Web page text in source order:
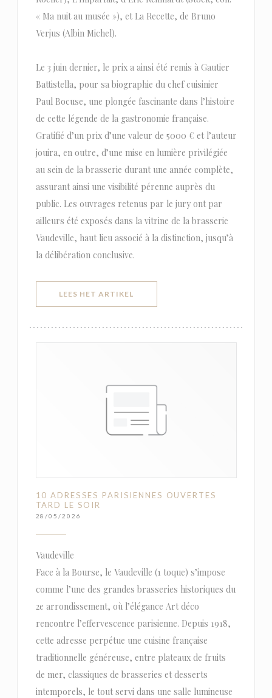
« Ma nuit au musée »), et La Recette, de Bruno
Verjus (Albin Michel).
Le 3 juin dernier, le prix a ainsi été remis à Gautier
Battistella, pour sa biographie du chef cuisinier
Paul Bocuse, une plongée fascinante dans l’histoire
de cette légende de la gastronomie française.
Gratifié d’un prix d’une valeur de 5000 € et l’auteur
jouira, en outre, d’une mise en lumière privilégiée
au sein de la brasserie durant une année complète,
assurant ainsi une visibilité pérenne auprès du
public. Les ouvrages retenus par le jury ont par
ailleurs été exposés dans la vitrine de la brasserie
Vaudeville, haut lieu associé à la distinction, jusqu’à
la délibération conclusive.
LEES HET ARTIKEL
10 ADRESSES PARISIENNES OUVERTES
TARD LE SOIR
28/05/2026
Vaudeville
Face à la Bourse, le Vaudeville (1 toque) s’impose
comme l’une des grandes brasseries historiques du
2e arrondissement, où l’élégance Art déco
rencontre l’effervescence parisienne. Depuis 1918,
cette adresse perpétue une cuisine française
traditionnelle généreuse, entre plateaux de fruits
de mer, classiques de brasseries et desserts
intemporels, le tout servi dans une salle lumineuse